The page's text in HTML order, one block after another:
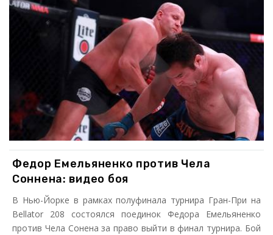
Федор Емельяненко против Чела
Соннена: видео боя
В Нью-Йорке в рамках полуфинала турнира Гран-При на
Bellator 208 состоялся поединок Федора Емельяненко
против Чела Сонена за право выйти в финал турнира. Бой